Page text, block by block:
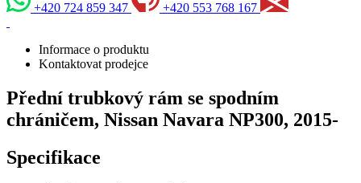
+420 724 859 347 +420 553 768 167
Informace o produktu
Kontaktovat prodejce
Přední trubkový rám se spodním
chráničem, Nissan Navara NP300, 2015-
Specifikace